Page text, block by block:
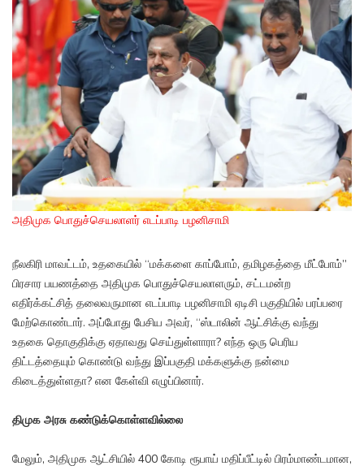
அதிமுக பொதுச்செயலாளர் எடப்பாடி பழனிசாமி
நீலகிரி மாவட்டம், உதகையில் “மக்களை காப்போம், தமிழகத்தை மீட்போம்”
பிரசார பயணத்தை அதிமுக பொதுச்செயலாளரும், சட்டமன்ற
எதிர்க்கட்சித் தலைவருமான எடப்பாடி பழனிசாமி ஏடிசி பகுதியில் பரப்பரை
மேற்கொண்டார். அப்போது பேசிய அவர், “ஸ்டாலின் ஆட்சிக்கு வந்து
உதகை தொகுதிக்கு ஏதாவது செய்துள்ளாரா? எந்த ஒரு பெரிய
திட்டத்தையும் கொண்டு வந்து இப்பகுதி மக்களுக்கு நன்மை
கிடைத்துள்ளதா? என கேள்வி எழுப்பினார்.
திமுக அரசு கண்டுக்கொள்ளவில்லை
மேலும், அதிமுக ஆட்சியில் 400 கோடி ரூபாய் மதிப்பீட்டில் பிரம்மாண்டமான,